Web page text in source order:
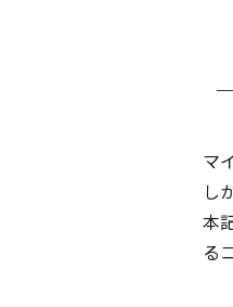
マ
し
本
る